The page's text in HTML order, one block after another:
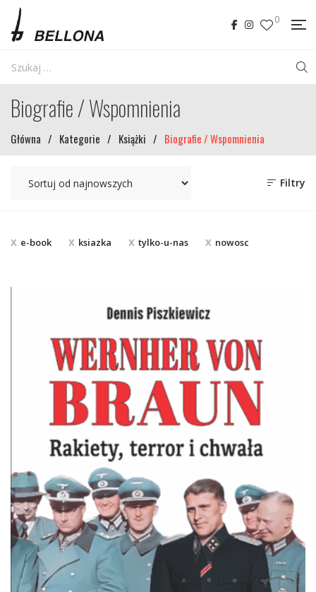
0
Biografie / Wspomnienia
Główna / Kategorie / Książki / Biografie / Wspomnienia
Filtry
e-book ksiazka tylko-u-nas nowosc